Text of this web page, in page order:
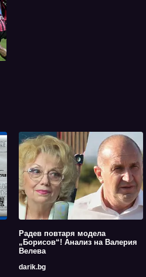
Радев повтаря модела
„Борисов“! Анализ на Валерия
Велева
darik.bg